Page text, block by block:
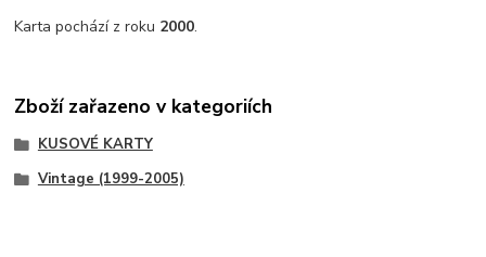
Karta pochází z roku 2000.
Zboží zařazeno v kategoriích
KUSOVÉ KARTY
Vintage (1999-2005)